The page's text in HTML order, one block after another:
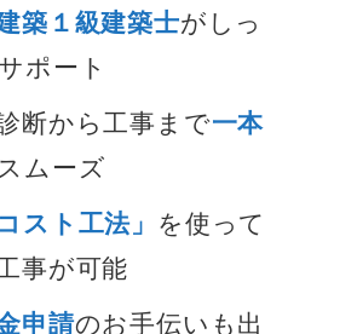
築１級建築士がしっ
ポート
断から工事まで一本
ムーズ
スト工法」 を使って
事が可能
申請のお手伝いも出